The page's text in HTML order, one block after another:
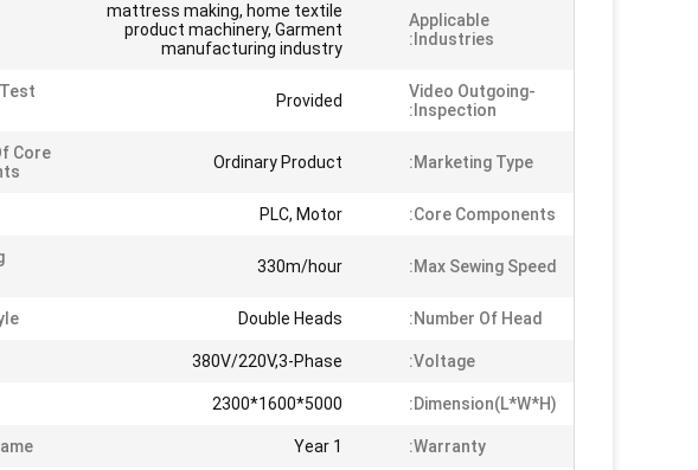
Applicable
Industries:
mattress making, home textile
product machinery, Garment
manufacturing industry
Video Outgoing-
Inspection:
Provided
Marketing Type:
Ordinary Product
Core
Core Components:
PLC, Motor
Max Sewing Speed:
330m/hour
Number Of Head:
Double Heads
Voltage:
380V/220V,3-Phase
Dimension(L*W*H):
5000*1600*2300
Warranty:
1 Year